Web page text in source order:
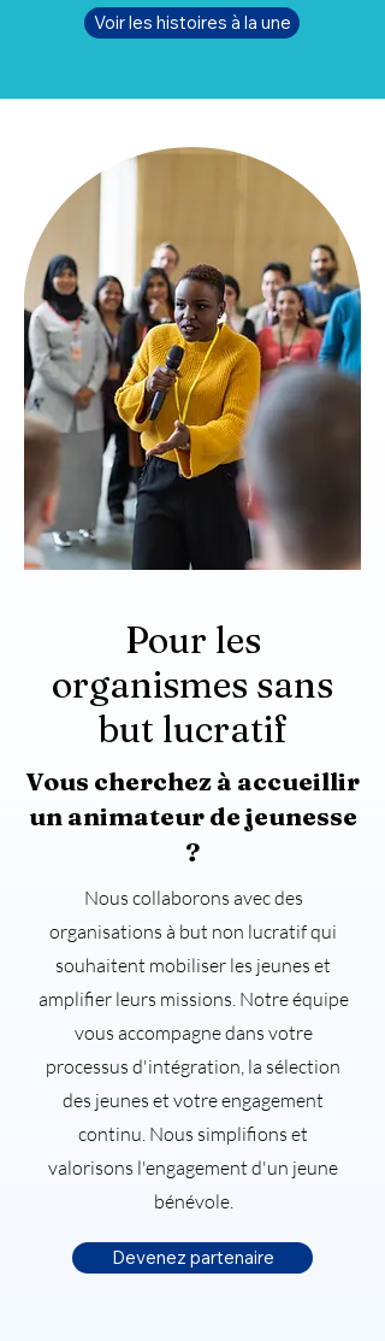
Voir les histoires à la une
Pour les
organismes sans
but lucratif
Vous cherchez à accueillir
un animateur de jeunesse
?
Nous collaborons avec des
organisations à but non lucratif qui
souhaitent mobiliser les jeunes et
amplifier leurs missions. Notre équipe
vous accompagne dans votre
processus d'intégration, la sélection
des jeunes et votre engagement
continu. Nous simplifions et
valorisons l'engagement d'un jeune
bénévole.
Devenez partenaire